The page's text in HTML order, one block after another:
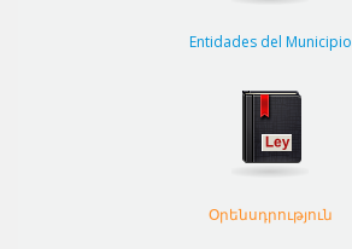
Entidades del Municipio
Օրենսդրություն